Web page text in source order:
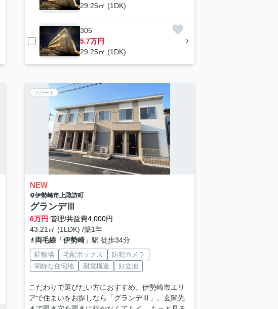
29.25㎡ (1DK)
305
5.7万円
29.25㎡ (1DK)
アパート
NEW
伊勢崎市上諏訪町
グランデⅢ
6万円 管理/共益費4,000円
43.21㎡ (1LDK) /築1年
両毛線「伊勢崎」駅 徒歩34分
駐輪場 宅配ボックス
防犯カメラ
閑静な住宅地
耐震構造 好立地
こだわりで選びたい方におすすめ。伊勢崎市エリ
アで住まいをお探しなら「グランデⅢ」。玄関先